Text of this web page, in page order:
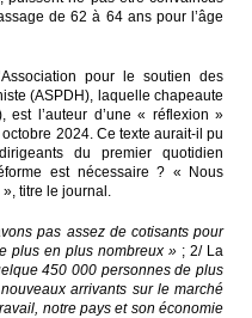
de 62 à 64 ans pour l’âge
pour le soutien des
(ASPDH), laquelle chapeaute
est l’auteur d’une « réflexion »
2024. Ce texte aurait-il pu
du premier quotidien
est nécessaire ? « Nous
titre le journal.
pas assez de cotisants pour
plus en plus nombreux » ; 2/ La
450 000 personnes de plus
arrivants sur le marché
notre pays et son économie